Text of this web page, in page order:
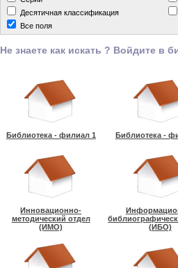
Десятичная классификация
Все поля
Не знаете как искать ? Войдите в
Библиотека - филиал 1 Библиотека -
Инновационно-
методический отдел
(ИМО)
(ИБО)